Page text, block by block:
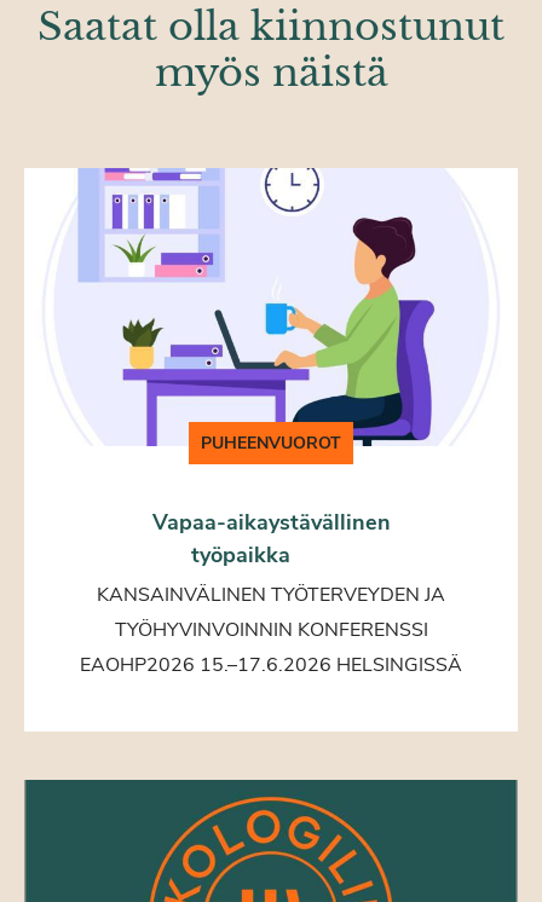
Saatat olla kiinnostunut
myös näistä
PUHEENVUOROT
Vapaa-aikaystävällinen
työpaikka
KANSAINVÄLINEN TYÖTERVEYDEN JA
TYÖHYVINVOINNIN KONFERENSSI
EAOHP2026 15.–17.6.2026 HELSINGISSÄ